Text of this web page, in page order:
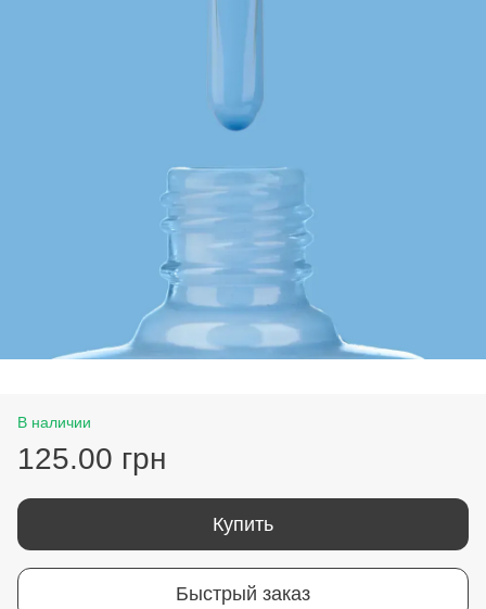
В наличии
125.00 грн
Купить
Быстрый заказ